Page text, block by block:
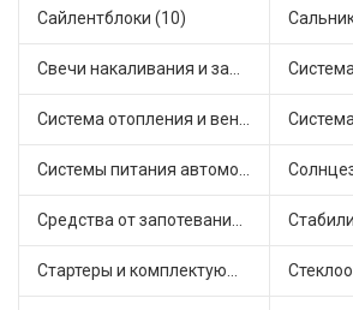
Сайлентблоки (10)
Свечи накаливания и зажигания (22)
Система отопления и вентиляции (8)
Системы питания автомобиля (15)
Средства от запотевания и размораживатели стекла (1)
Стартеры и комплектующие (27)